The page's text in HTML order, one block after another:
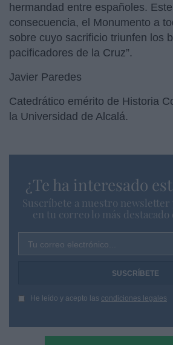
hermandad entre españoles.
consecuencia, el Monumento a
sobre cuyo sacrificio triunfen los
pacificadores de la Cruz”.
Javier Paredes
Catedrático emérito de Historia
la Universidad de Alcalá.
¿Te ha interesado
Suscríbete a nuestro newsletter
en tu correo lo más
Tu correo electrónico...
He leído y acepto las condiciones legales